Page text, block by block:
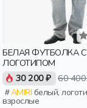
БЕЛАЯ ФУТБОЛКА С
ЛОГОТИПОМ
30 200 ₽ 60
AMIRI
взрослые